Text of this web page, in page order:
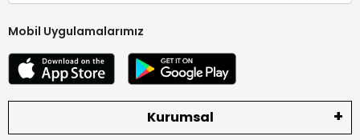
Mobil Uygulamalarımız
Kurumsal